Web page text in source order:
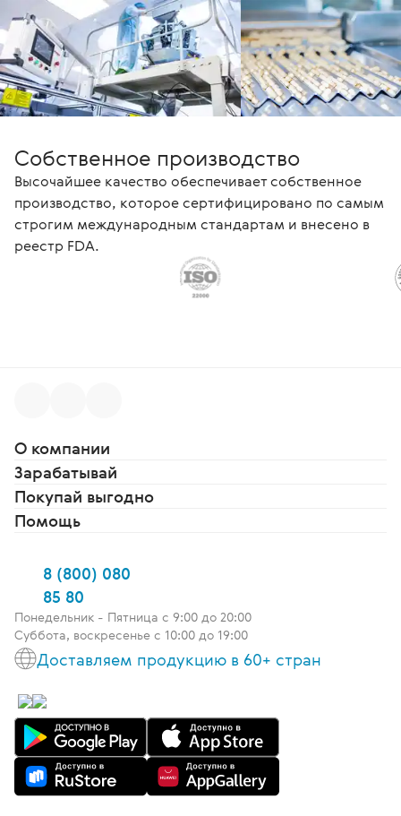
Собственное производство
Высочайшее качество обеспечивает собственное
производство, которое сертифицировано по самым
строгим международным стандартам и внесено в
реестр FDA.
О компании
Зарабатывай
Покупай выгодно
Помощь
8 (800) 080
85 80
Понедельник - Пятница c 9:00 до 20:00
Суббота, воскресенье с 10:00 до 19:00
Доставляем продукцию в 60+ стран